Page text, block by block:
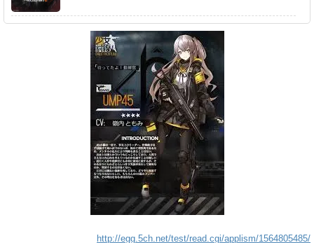
http://egg.5ch.net/test/read.cgi/applism/1564805485/